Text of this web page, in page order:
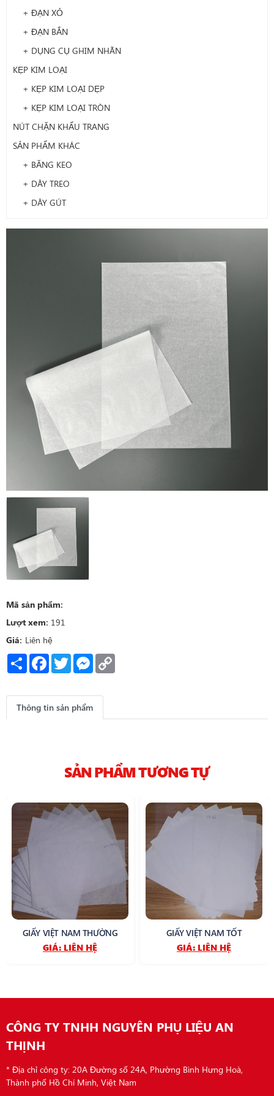
+ ĐẠN XỎ
+ ĐẠN BẮN
+ DỤNG CỤ GHIM NHÃN
KẸP KIM LOẠI
+ KẸP KIM LOẠI DẸP
+ KẸP KIM LOẠI TRÒN
NÚT CHẶN KHẨU TRANG
SẢN PHẨM KHÁC
+ BĂNG KEO
+ DÂY TREO
+ DÂY GÚT
Mã sản phẩm:
Lượt xem: 191
Giá: Liên hệ
Share FacebookTwitterMessenger
Thông tin sản phẩm
SẢN PHẨM TƯƠNG TỰ
GIẤY VIỆT NAM THƯỜNG
GIÁ: LIÊN HỆ
GIẤY VIỆT NAM TỐT
GIÁ: LIÊN HỆ
CÔNG TY TNHH NGUYÊN PHỤ LIỆU AN
THỊNH
* Địa chỉ công ty: 20A Đường số 24A, Phường Bình Hưng Hoà,
Thành phố Hồ Chí Minh, Việt Nam